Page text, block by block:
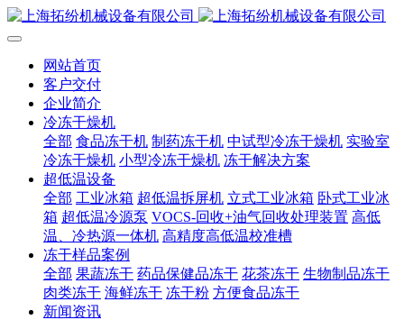
网站首页
客户交付
企业简介
冷冻干燥机
全部 食品冻干机 制药冻干机 中试型冷冻干燥机 实验室
冷冻干燥机 小型冷冻干燥机 冻干解决方案
超低温设备
全部 工业冰箱 超低温拆屏机 立式工业冰箱 卧式工业冰
箱 超低温冷源泵 VOCS-回收+油气回收处理装置 高低
温、冷热源一体机 高精度高低温校准槽
冻干样品案例
全部 果蔬冻干 药品保健品冻干 花茶冻干 生物制品冻干
肉类冻干 海鲜冻干 冻干粉 方便食品冻干
新闻资讯